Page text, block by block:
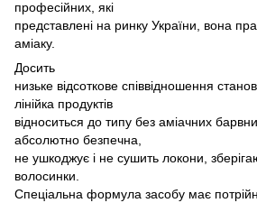
професійних, які
представлені на ринку України, вона
аміаку.
Досить
низьке відсоткове співвідношення
лінійка продуктів
відноситься до типу без аміачних
абсолютно безпечна,
не ушкоджує і не сушить локони,
волосинки.
Спеціальна формула засобу має